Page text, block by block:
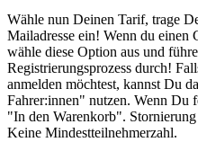
Wähle nun Deinen Tarif, trage
Mailadresse ein! Wenn du einen
wähle diese Option aus und
Registrierungsprozess durch!
anmelden möchtest, kannst Du
Fahrer:innen" nutzen. Wenn Du
"In den Warenkorb".
Keine Mindestteilnehmerzahl.